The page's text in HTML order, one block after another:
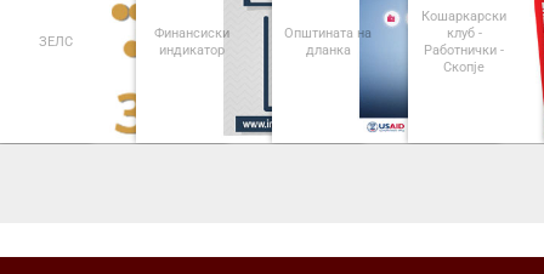
ЗЕЛС
Финансиски
индикатор
Општината на
дланка
Кошаркарски
клуб -
Работнички -
Скопје